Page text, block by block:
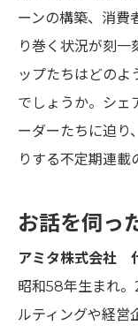
ーンの構築、消費
り巻く状況が刻一
ップたちはどのよ
でしょうか。シェ
ーダーたちに迫り
りする不定期連載
お話を伺っ
アミタ株式会社
昭和58年生まれ
ルティングや経営